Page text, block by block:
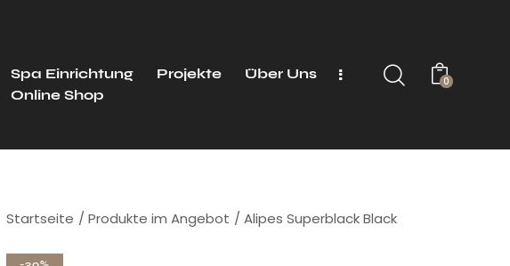
Spa Einrichtung
Online Shop
Projekte Über Uns 0
Startseite Produkte im Angebot Alipes Superblack Black